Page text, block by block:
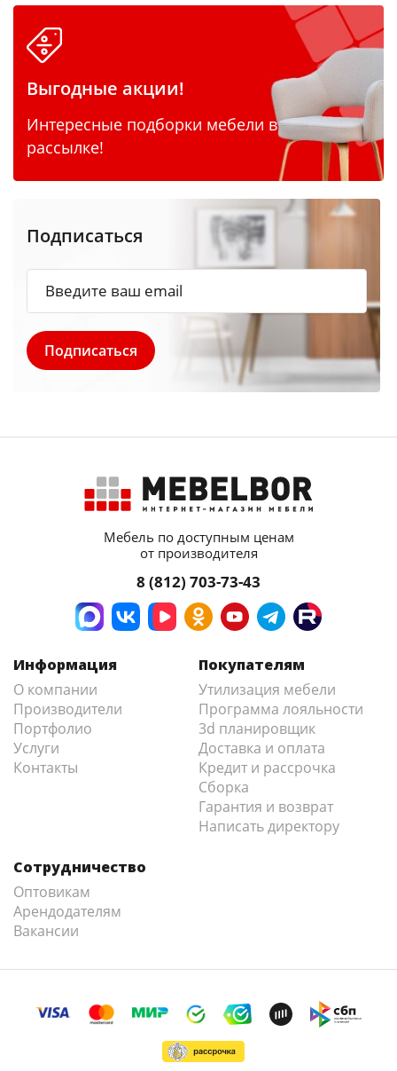
Выгодные акции!
Интересные подборки мебели в
рассылке!
Подписаться
Мебель по доступным ценам
от производителя
8 (812) 703-73-43
Информация
О компании
Производители
Портфолио
Услуги
Контакты
Покупателям
Утилизация мебели
Программа лояльности
3d планировщик
Доставка и оплата
Кредит и рассрочка
Сборка
Гарантия и возврат
Написать директору
Сотрудничество
Оптовикам
Арендодателям
Вакансии